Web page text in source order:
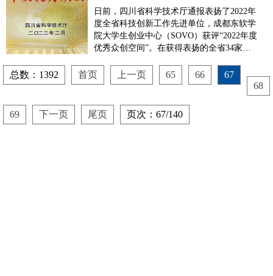
（SOVO）获评“2022年度
优秀...
日前，四川省科学技术厅通报表扬了2022年
度全省科技创新工作先进单位，成都东软学
院大学生创业中心（SOVO）获评“2022年度
优秀众创空间”。在获得表扬的全省34家众
（SOVO）是唯一一家民办学院众创空间。
这不仅是对学校坚持推进大学生科技创新工
作的肯定，也是对其在“双创”孵化工作中勇
于突破...
总数：1392 首页 上一页 65 66
67
68
69 下一页 尾页 页次：67/140